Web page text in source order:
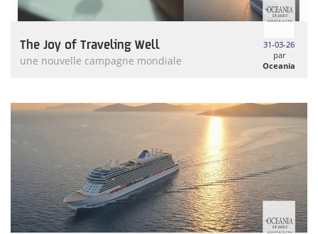
The Joy of Traveling Well
une nouvelle campagne mondiale
31-03-26
par
Oceania